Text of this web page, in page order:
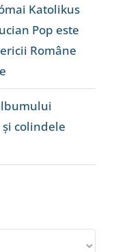
Katolikus
Pop este
Române
și colindele